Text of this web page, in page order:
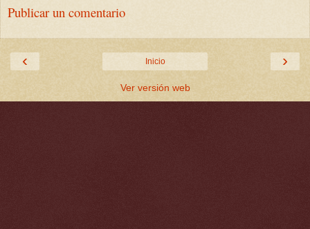
Publicar un comentario
‹ ›
Inicio
Ver versión web